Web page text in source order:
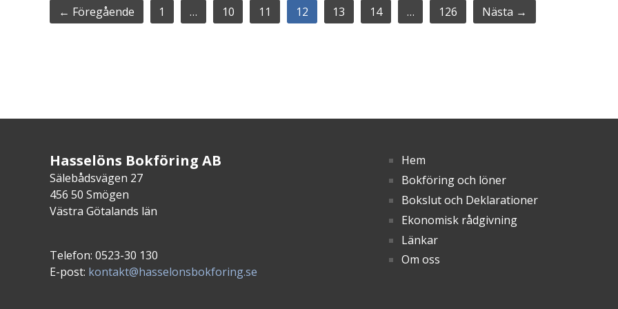
← Föregående 1 … 10 11 12 13 14 … 126 Nästa →
Hasselöns Bokföring AB
Sälebådsvägen 27
456 50 Smögen
Västra Götalands län
Telefon: 0523-30 130
E-post: kontakt@hasselonsbokforing.se
Hem
Bokföring och löner
Bokslut och Deklarationer
Ekonomisk rådgivning
Länkar
Om oss